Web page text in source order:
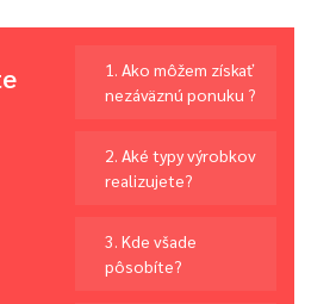
1. Ako môžem získať
nezáväznú ponuku ?
2. Aké typy výrobkov
realizujete?
3. Kde všade
pôsobíte?